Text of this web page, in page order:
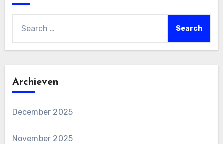
for:
Archieven
December 2025
November 2025